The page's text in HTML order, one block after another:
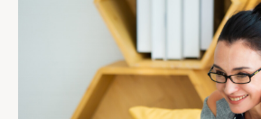
Berufliche
Mitglied werden